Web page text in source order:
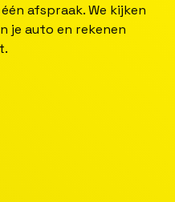
afspraak. We kijken
je auto en rekenen